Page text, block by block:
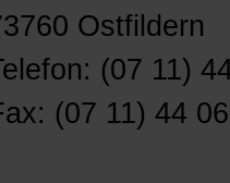
Ostfildern
(07 11)
(07 11) 44